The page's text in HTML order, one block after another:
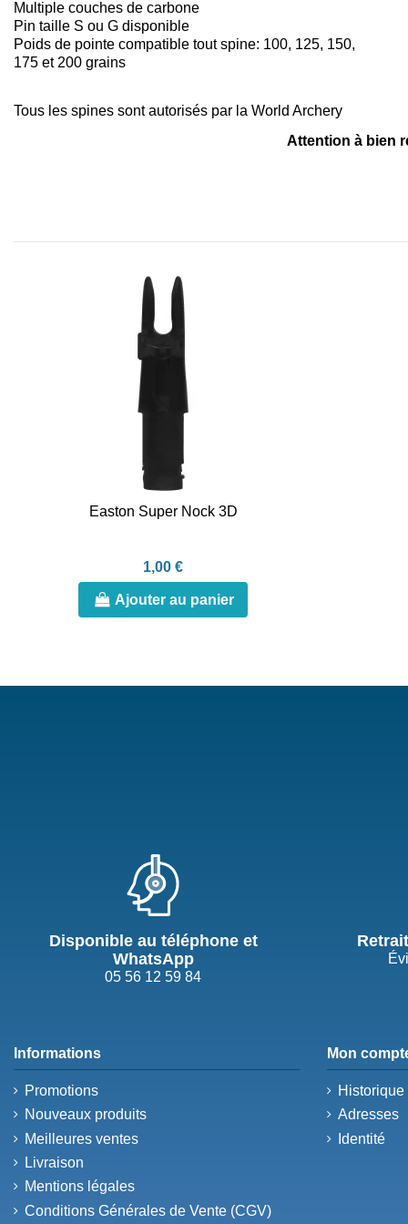
Multiple couches de carbone
Pin taille S ou G disponible
Poids de pointe compatible tout spine: 100, 125, 150,
175 et 200 grains
Tous les spines sont autorisés par la World Archery
Attention à bien
Easton Super Nock 3D
1,00 €
Ajouter au panier
Disponible au téléphone et
WhatsApp
05 56 12 59 84
Informations
Promotions
Nouveaux produits
Meilleures ventes
Livraison
Mentions légales
Conditions Générales de Vente (CGV)
Mon
Adresses
Identité